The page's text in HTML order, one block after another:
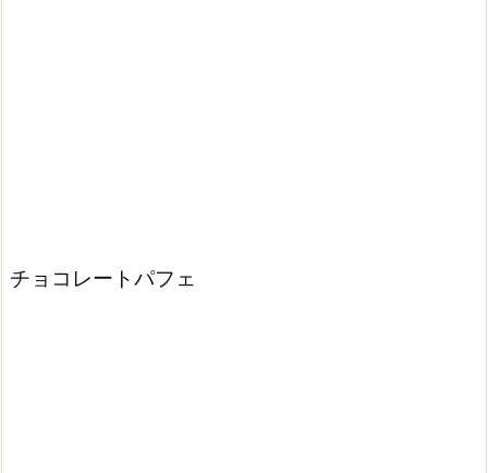
チョコレートパフェ